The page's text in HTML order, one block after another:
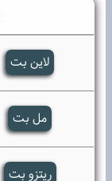
لاین بت
مل بت
ریتزو بت